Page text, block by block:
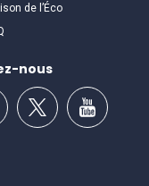
de l’Éco
nous